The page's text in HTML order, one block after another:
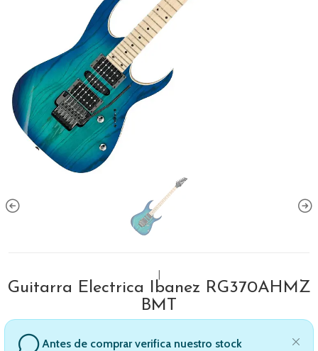
Guitarra Electrica Ibanez RG370AHMZ
BMT
Antes de comprar verifica nuestro stock